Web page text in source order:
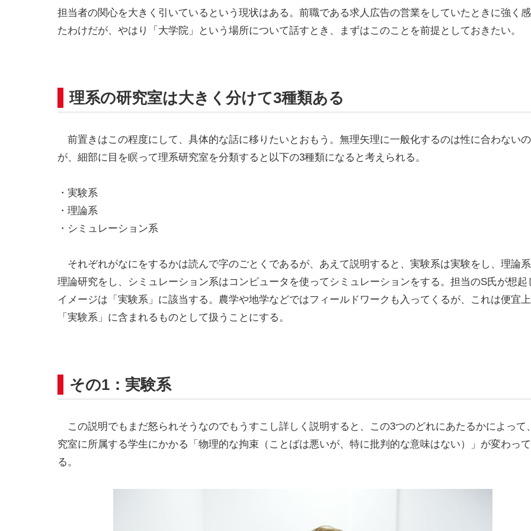
担当者の関心を大きく引いているという現状はある。前職である求人広告の営業をしていたときに強く
たわけだが、やはり「大学院」という場所について話すとき、まずはこのことを前提としておきたい。
理系の研究室は大きく分けて3種類ある
前置きはこの程度にして、具体的な話に移りたいとおもう。無理矢理に一般化するのは性に合わない
が、細部に目を瞑って理系研究室を分類すると以下の3種類になると考えられる。
・実験系
・理論系
・シミュレーション系
それぞれがなにをするかは読んで字のごとくであるが、あえて説明すると、実験系は実験をし、理論
理論研究をし、シミュレーション系はコンピュータを使ってシミュレーションをする。担当のS氏が想起
イメージは「実験系」に該当する。農学や地学などではフィールドワークも入ってくるが、これは便宜上
「実験系」に含まれるものとして扱うことにする。
その1：実験系
この説明でもまだ怒られそうなのでもうすこし詳しく説明すると、この3つのどれにあたるかによって
究室に所属する学生にかかる「物理的な拘束（ことばは悪いが、特に批判的な意味はない）」が変わって
る。